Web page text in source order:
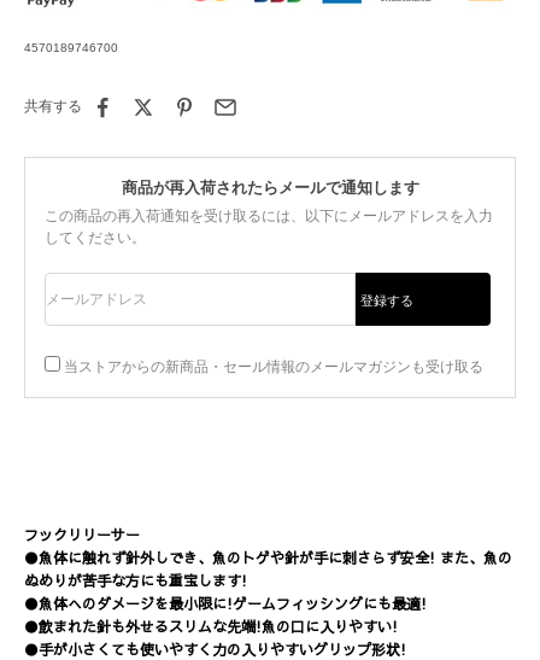
4570189746700
共有する
商品が再入荷されたらメールで通知します
この商品の再入荷通知を受け取るには、以下にメールアドレスを入力
してください。
登録する
当ストアからの新商品・セール情報のメールマガジンも受け取る
フックリリーサー
●魚体に触れず針外しでき、魚のトゲや針が手に刺さらず安全! また、魚の
ぬめりが苦手な方にも重宝します!
●魚体へのダメージを最小限に!ゲームフィッシングにも最適!
●飲まれた針も外せるスリムな先端!魚の口に入りやすい!
●手が小さくても使いやすく力の入りやすいグリップ形状!